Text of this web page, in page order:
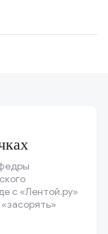
с «Лентой.ру»